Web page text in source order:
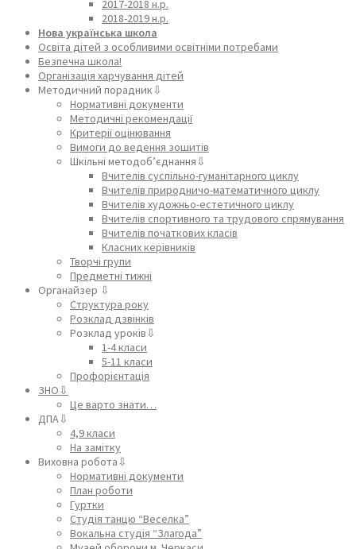
2017-2018 н.р.
2018-2019 н.р.
Нова українська школа
Освіта дітей з особливими освітніми потребами
Безпечна школа!
Організація харчування дітей
Методичний порадник⇩
Нормативні документи
Методичні рекомендації
Критерії оцінювання
Вимоги до ведення зошитів
Шкільні методоб’єднання⇩
Вчителів суспільно-гуманітарного циклу
Вчителів природничо-математичного циклу
Вчителів художньо-естетичного циклу
Вчителів спортивного та трудового спрямування
Вчителів початкових класів
Класних керівників
Творчі групи
Предметні тижні
Органайзер ⇩
Структура року
Розклад дзвінків
Розклад уроків⇩
1-4 класи
5-11 класи
Профорієнтація
ЗНО⇩
Це варто знати…
ДПА⇩
4,9 класи
На замітку
Виховна робота⇩
Нормативні документи
План роботи
Гуртки
Студія танцю “Веселка”
Вокальна студія “Злагода”